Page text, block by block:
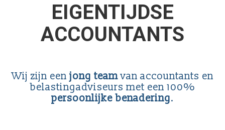
EIGENTIJDSE
ACCOUNTANTS
Wij zijn een jong teamvan accountants en
belastingadviseurs met een 100%
persoonlijke benadering.